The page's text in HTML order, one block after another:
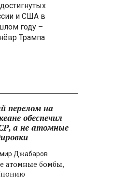
и США в
году –
Трампа
перелом на
обеспечил
а не атомные
Джабаров
атомные бомбы,